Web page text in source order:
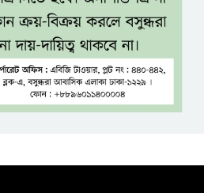
ইলিয়াস আলী গুমের ঘটনা পৃথক
মামলা হিসেবে তদন্তের সিদ্ধান্ত
ট্রাইব্যুনালের
প্রথম শ্রেণিতে ভর্তি হবে লটারিতে,
দ্বিতীয় থেকে নবম শ্রেণিতে থাকছে